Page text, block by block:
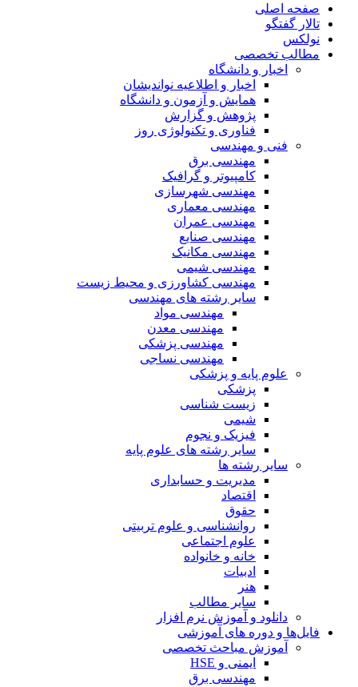
صفحه اصلی
تالار گفتگو
نولکس
مطالب تخصصی
اخبار و دانشگاه
اخبار و اطلاعیه نواندیشان
همایش و آزمون و دانشگاه
پژوهش و گزارش
فناوری و تکنولوژی روز
فنی و مهندسی
مهندسی برق
کامپیوتر و گرافیک
مهندسی شهرسازی
مهندسی معماری
مهندسی عمران
مهندسی صنایع
مهندسی مکانیک
مهندسی شیمی
مهندسی کشاورزی و محیط زیست
سایر رشته های مهندسی
مهندسی مواد
مهندسی معدن
مهندسی پزشکی
مهندسی نساجی
علوم پایه و پزشکی
پزشکی
زیست شناسی
شیمی
فیزیک و نجوم
سایر رشته های علوم پایه
سایر رشته ها
مدیریت و حسابداری
اقتصاد
حقوق
روانشناسی و علوم تربیتی
علوم اجتماعی
خانه و خانواده
ادبیات
هنر
سایر مطالب
دانلود و آموزش نرم افزار
فایل‌ها و دوره های آموزشی
آموزش مباحث تخصصی
ایمنی و HSE
مهندسی برق